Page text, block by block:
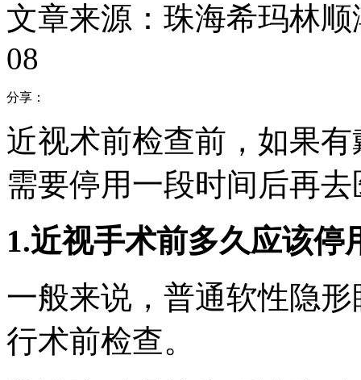
文章来源：珠海希玛林
08
分享：
近视术前检查前，如果
需要停用一段时间后再
1.近视手术前多久应该停
一般来说，普通软性隐
行术前检查。